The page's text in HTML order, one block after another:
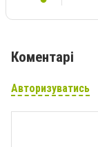
Коментарі
Авторизуватись